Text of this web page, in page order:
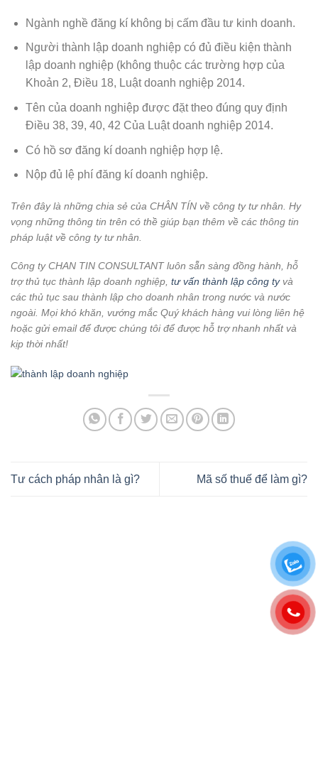
Ngành nghề đăng kí không bị cấm đầu tư kinh doanh.
Người thành lập doanh nghiệp có đủ điều kiện thành
lập doanh nghiệp (không thuộc các trường hợp của
Khoản 2, Điều 18, Luật doanh nghiệp 2014.
Tên của doanh nghiệp được đặt theo đúng quy định
Điều 38, 39, 40, 42 Của Luật doanh nghiệp 2014.
Có hồ sơ đăng kí doanh nghiệp hợp lệ.
Nộp đủ lệ phí đăng kí doanh nghiệp.
Trên đây là những chia sẻ của CHÂN TÍN về công ty tư nhân. Hy
vọng những thông tin trên có thề giúp bạn thêm về các thông tin
pháp luật về công ty tư nhân.
Công ty CHAN TIN CONSULTANT luôn sẵn sàng đồng hành, hỗ
trợ thủ tục thành lập doanh nghiệp, tư vấn thành lập công tyvà
các thủ tục sau thành lập cho doanh nhân trong nước và nước
ngoài. Mọi khó khăn, vướng mắc Quý khách hàng vui lòng liên hệ
hoặc gửi email để được chúng tôi để được hỗ trợ nhanh nhất và
kịp thời nhất!
Tư cách pháp nhân là gì? Mã số thuế để làm gì?